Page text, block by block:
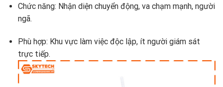
Chức năng: Nhận diện chuyển động, va chạm mạnh, người
ngã.
Phù hợp: Khu vực làm việc độc lập, ít người giám sát
trực tiếp.